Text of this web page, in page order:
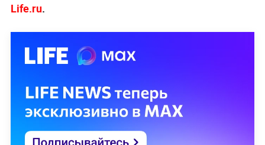
Life.ru.